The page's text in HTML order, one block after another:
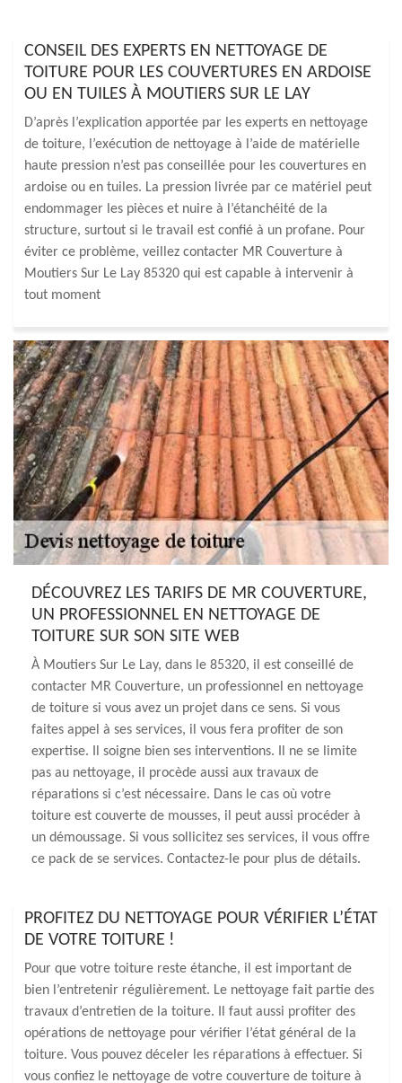
CONSEIL DES EXPERTS EN NETTOYAGE DE
TOITURE POUR LES COUVERTURES EN ARDOISE
OU EN TUILES À MOUTIERS SUR LE LAY
D’après l’explication apportée par les experts en nettoyage
de toiture, l’exécution de nettoyage à l’aide de matérielle
haute pression n’est pas conseillée pour les couvertures en
ardoise ou en tuiles. La pression livrée par ce matériel peut
endommager les pièces et nuire à l’étanchéité de la
structure, surtout si le travail est confié à un profane. Pour
éviter ce problème, veillez contacter MR Couverture à
Moutiers Sur Le Lay 85320 qui est capable à intervenir à
tout moment
DÉCOUVREZ LES TARIFS DE MR COUVERTURE,
UN PROFESSIONNEL EN NETTOYAGE DE
TOITURE SUR SON SITE WEB
À Moutiers Sur Le Lay, dans le 85320, il est conseillé de
contacter MR Couverture, un professionnel en nettoyage
de toiture si vous avez un projet dans ce sens. Si vous
faites appel à ses services, il vous fera profiter de son
expertise. Il soigne bien ses interventions. Il ne se limite
pas au nettoyage, il procède aussi aux travaux de
réparations si c’est nécessaire. Dans le cas où votre
toiture est couverte de mousses, il peut aussi procéder à
un démoussage. Si vous sollicitez ses services, il vous offre
ce pack de se services. Contactez-le pour plus de détails.
PROFITEZ DU NETTOYAGE POUR VÉRIFIER L’ÉTAT
DE VOTRE TOITURE !
Pour que votre toiture reste étanche, il est important de
bien l’entretenir régulièrement. Le nettoyage fait partie des
travaux d’entretien de la toiture. Il faut aussi profiter des
opérations de nettoyage pour vérifier l’état général de la
toiture. Vous pouvez déceler les réparations à effectuer. Si
vous confiez le nettoyage de votre couverture de toiture à